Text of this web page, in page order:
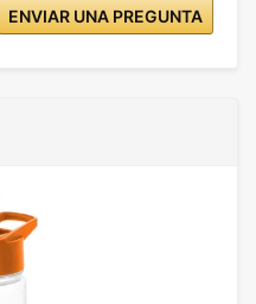
ENVIAR UNA PREGUNTA